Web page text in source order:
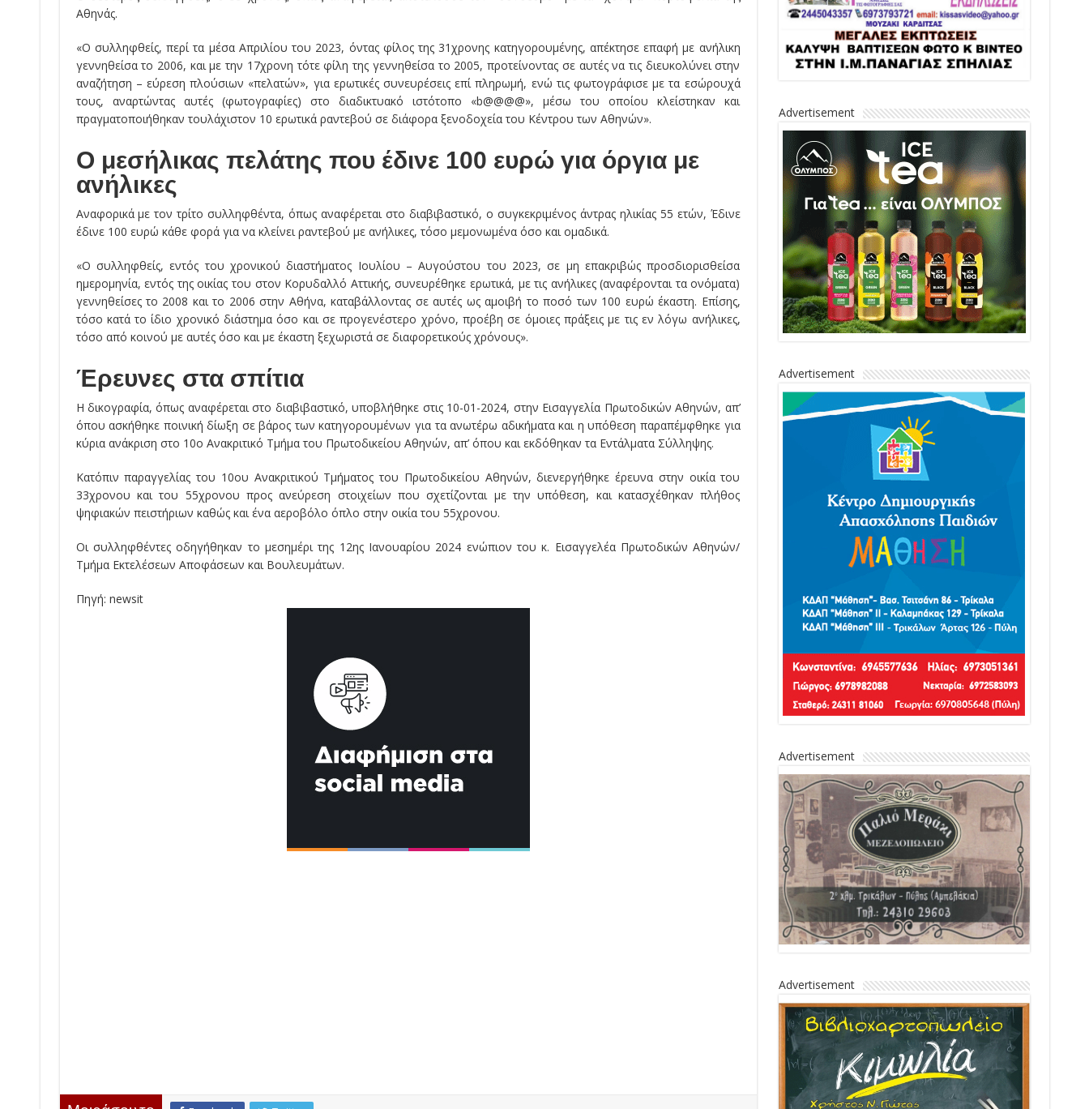
Αθηνάς.
«Ο συλληφθείς, περί τα μέσα Απριλίου του 2023, όντας φίλος της 31χρονης κατηγορουμένης, απέκτησε επαφή με ανήλικη
γεννηθείσα το 2006, και με την 17χρονη τότε φίλη της γεννηθείσα το 2005, προτείνοντας σε αυτές να τις διευκολύνει στην
αναζήτηση – εύρεση πλούσιων «πελατών», για ερωτικές συνευρέσεις επί πληρωμή, ενώ τις φωτογράφισε με τα εσώρουχά
τους, αναρτώντας αυτές (φωτογραφίες) στο διαδικτυακό ιστότοπο «b@@@@», μέσω του οποίου κλείστηκαν και
πραγματοποιήθηκαν τουλάχιστον 10 ερωτικά ραντεβού σε διάφορα ξενοδοχεία του Κέντρου των Αθηνών».
Ο μεσήλικας πελάτης που έδινε 100 ευρώ για όργια με
ανήλικες
Αναφορικά με τον τρίτο συλληφθέντα, όπως αναφέρεται στο διαβιβαστικό, ο συγκεκριμένος άντρας ηλικίας 55 ετών, Έδινε
έδινε 100 ευρώ κάθε φορά για να κλείνει ραντεβού με ανήλικες, τόσο μεμονωμένα όσο και ομαδικά.
«Ο συλληφθείς, εντός του χρονικού διαστήματος Ιουλίου – Αυγούστου του 2023, σε μη επακριβώς προσδιορισθείσα
ημερομηνία, εντός της οικίας του στον Κορυδαλλό Αττικής, συνευρέθηκε ερωτικά, με τις ανήλικες (αναφέρονται τα ονόματα)
γεννηθείσες το 2008 και το 2006 στην Αθήνα, καταβάλλοντας σε αυτές ως αμοιβή το ποσό των 100 ευρώ έκαστη. Επίσης,
τόσο κατά το ίδιο χρονικό διάστημα όσο και σε προγενέστερο χρόνο, προέβη σε όμοιες πράξεις με τις εν λόγω ανήλικες,
τόσο από κοινού με αυτές όσο και με έκαστη ξεχωριστά σε διαφορετικούς χρόνους».
Έρευνες στα σπίτια
Η δικογραφία, όπως αναφέρεται στο διαβιβαστικό, υποβλήθηκε στις 10-01-2024, στην Εισαγγελία Πρωτοδικών Αθηνών, απ’
όπου ασκήθηκε ποινική δίωξη σε βάρος των κατηγορουμένων για τα ανωτέρω αδικήματα και η υπόθεση παραπέμφθηκε για
κύρια ανάκριση στο 10ο Ανακριτικό Τμήμα του Πρωτοδικείου Αθηνών, απ’ όπου και εκδόθηκαν τα Εντάλματα Σύλληψης.
Κατόπιν παραγγελίας του 10ου Ανακριτικού Τμήματος του Πρωτοδικείου Αθηνών, διενεργήθηκε έρευνα στην οικία του
33χρονου και του 55χρονου προς ανεύρεση στοιχείων που σχετίζονται με την υπόθεση, και κατασχέθηκαν πλήθος
ψηφιακών πειστήριων καθώς και ένα αεροβόλο όπλο στην οικία του 55χρονου.
Οι συλληφθέντες οδηγήθηκαν το μεσημέρι της 12ης Ιανουαρίου 2024 ενώπιον του κ. Εισαγγελέα Πρωτοδικών Αθηνών/
Τμήμα Εκτελέσεων Αποφάσεων και Βουλευμάτων.
Πηγή: newsit
Advertisement
Advertisement
Advertisement
Advertisement